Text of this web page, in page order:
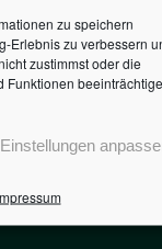
zu speichern
Erlebnis zu verbessern
zustimmst oder die
Funktionen
Einstellungen